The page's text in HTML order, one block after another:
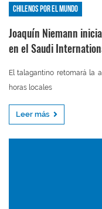
Chilenos por el mundo
Joaquín Niemann
en el Saudi
El talagantino retomará la
horas locales
Leer más